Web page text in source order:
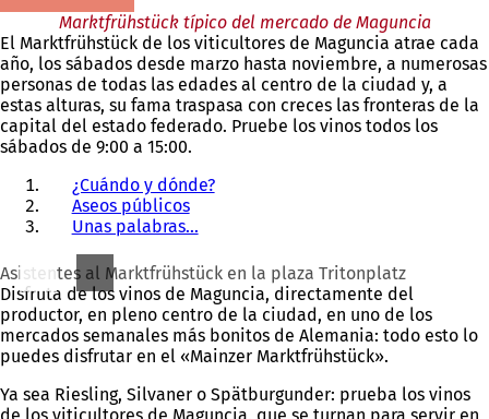
Marktfrühstück típico del mercado de Maguncia
El Marktfrühstück de los viticultores de Maguncia atrae cada
año, los sábados desde marzo hasta noviembre, a numerosas
personas de todas las edades al centro de la ciudad y, a
estas alturas, su fama traspasa con creces las fronteras de la
capital del estado federado. Pruebe los vinos todos los
sábados de 9:00 a 15:00.
¿Cuándo y dónde?
Aseos públicos
Unas palabras...
Asistentes al Marktfrühstück en la plaza Tritonplatz
Disfruta de los vinos de Maguncia, directamente del
productor, en pleno centro de la ciudad, en uno de los
mercados semanales más bonitos de Alemania: todo esto lo
puedes disfrutar en el «Mainzer Marktfrühstück».
Ya sea Riesling, Silvaner o Spätburgunder: prueba los vinos